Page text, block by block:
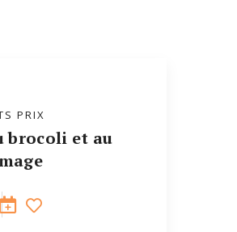
PRIX
brocoli et au